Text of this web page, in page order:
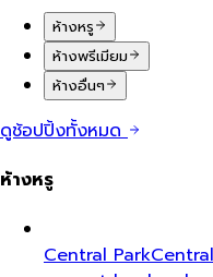
ห้างหรู
ห้างพรีเมียม
ห้างอื่นๆ
ดูช้อปปิ้งทั้งหมด
ห้างหรู
Central Park